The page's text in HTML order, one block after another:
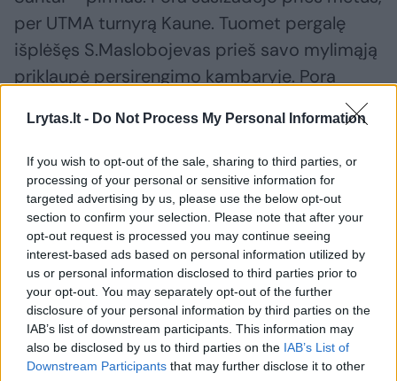
Lrytas.lt - Do Not Process My Personal Information
If you wish to opt-out of the sale, sharing to third parties, or
processing of your personal or sensitive information for
targeted advertising by us, please use the below opt-out
section to confirm your selection. Please note that after your
opt-out request is processed you may continue seeing
interest-based ads based on personal information utilized by
us or personal information disclosed to third parties prior to
your opt-out. You may separately opt-out of the further
disclosure of your personal information by third parties on the
IAB’s list of downstream participants. This information may
also be disclosed by us to third parties on the IAB’s List of
Downstream Participants that may further disclose it to other
per UTMA turnyrą Kaune. Tuomet pergalę
išplėšęs S.Maslobojevas prieš savo mylimąją
priklaupė persirengimo kambaryje. Pora
Jeffrey Epsteinas Valdas Petreikis
Kristina Ivanova
Rodyti daugiau žymių
Komentuoti po šiuo straipsniu
Komentuoti gali tik Lrytas registruoti vartotojai.
Prisijunkite prie registruotų vartotojų
bendruomenės ir bendraukite komentaruose!